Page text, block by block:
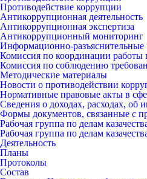
Противодействие коррупции
Антикоррупционная деятельность
Антикоррупционная экспертиза
Антикоррупционный мониторинг
Информационно-разъяснительные
Комиссия по координации
Комиссия по соблюдению
Методические материалы
Новости о противодействии
Нормативные правовые акты в
Сведения о доходах, расходах, об
Формы документов, связанные с
Рабочая группа по делам
Рабочая группа по делам
Деятельность
Планы
Протоколы
Состав